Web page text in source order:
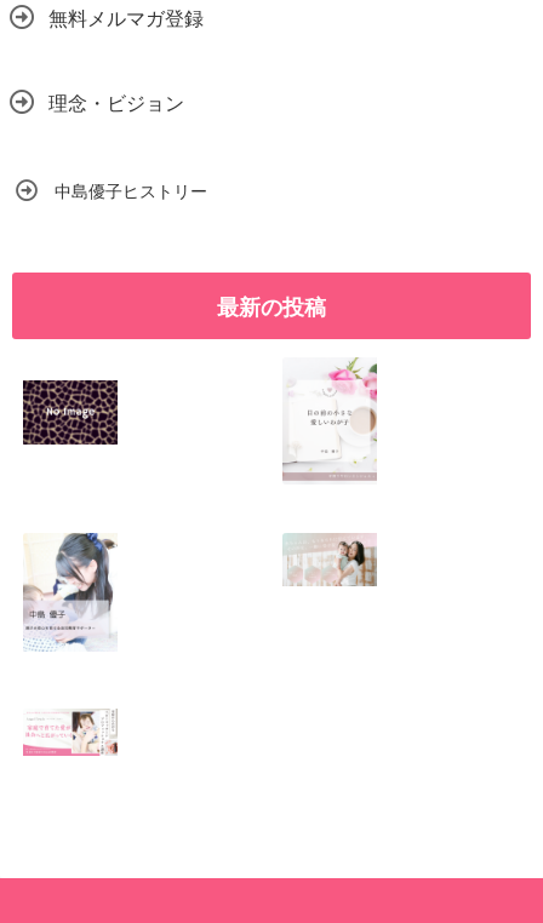
無料メルマガ登録
理念・ビジョン
中島優子ヒストリー
最新の投稿
2026.01.11 2026.01.08
りますように
2026.01.06